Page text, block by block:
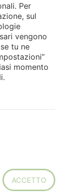
Per
sul
vengono
tu ne
momento
ACCETTO